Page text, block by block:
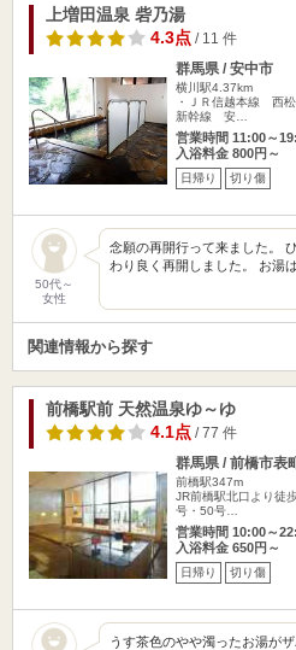
上増田温泉 砦乃湯
4.3点/ 11 件
群馬県 / 安中市
横川駅4.37km
・ＪＲ信越本線 西
新幹線 安…
営業時間 11:00～
入浴料金 800円～
日帰り 切り傷
50代～
女性
念願の再開行って来ました。
わり良く再開しました。 お湯
関連情報から探す
前橋駅前 天然温泉ゆ～ゆ
4.1点/ 77 件
群馬県 / 前橋市表
前橋駅347m
JR前橋駅北口より徒
号・50号…
営業時間 10:00～
入浴料金 650円～
日帰り 切り傷
うす茶色のやや濁ったお湯が